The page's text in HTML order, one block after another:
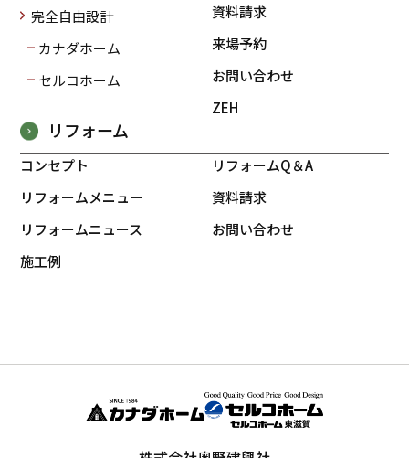
完全自由設計
カナダホーム
セルコホーム
資料請求
来場予約
お問い合わせ
ZEH
リフォーム
コンセプト
リフォームメニュー
リフォームニュース
施工例
リフォームQ＆A
資料請求
お問い合わせ